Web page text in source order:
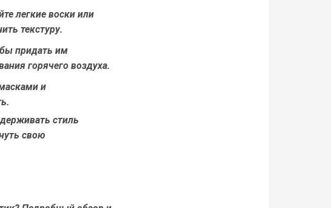
легкие воски или
текстуру.
придать им
горячего воздуха.
и
стиль
свою